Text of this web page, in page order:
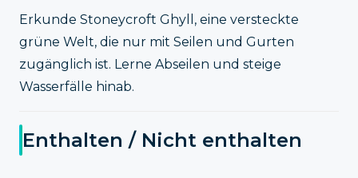
Erkunde Stoneycroft Ghyll, eine versteckte
grüne Welt, die nur mit Seilen und Gurten
zugänglich ist. Lerne Abseilen und steige
Wasserfälle hinab.
Enthalten / Nicht enthalten